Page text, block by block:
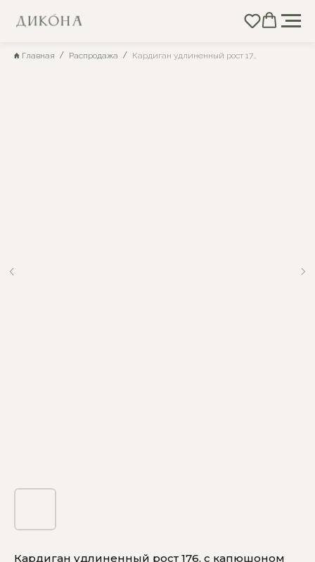
Главная Распродажа Кардиган удлиненный рост 176, с капюшоном жемчужный
Кардиган удлиненный рост 176, с капюшоном